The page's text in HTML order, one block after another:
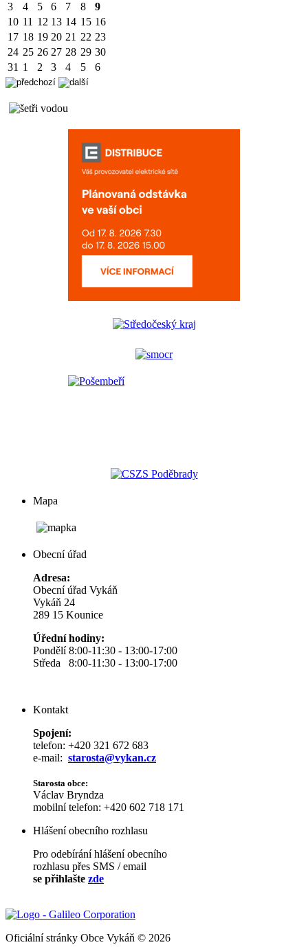
3
4 5 6 7 8
9
10 11 12 13 14 15 16
17 18 19 20 21 22 23
24 25 26 27 28 29 30
31 1 2 3 4 5 6
Mapa
Obecní úřad
Adresa:
Obecní úřad Vykáň
Vykáň 24
289 15 Kounice
Úřední hodiny:
Pondělí 8:00-11:30 - 13:00-17:00
Středa 8:00-11:30 - 13:00-17:00
Kontakt
Spojení:
telefon: +420 321 672 683
e-mail: starosta@vykan.cz
Starosta obce:
Václav Bryndza
mobilní telefon: +420 602 718 171
Hlášení obecního rozhlasu
Pro odebírání hlášení obecního
rozhlasu přes SMS / email
se přihlašte zde
Oficiální stránky Obce Vykáň © 2026